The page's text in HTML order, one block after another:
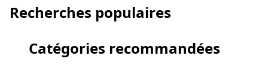
Recherches populaires
Catégories recommandées